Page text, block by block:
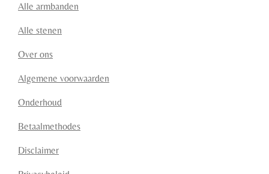
Alle armbanden
Alle stenen
Over ons
Algemene voorwaarden
Onderhoud
Betaalmethodes
Disclaimer